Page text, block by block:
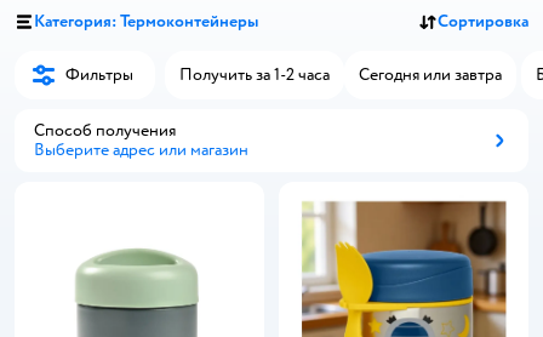
Категория: Термоконтейнеры Сортировка
Фильтры Получить за 1-2 часа Сегодня или завтра
Способ получения
Выберите адрес или магазин